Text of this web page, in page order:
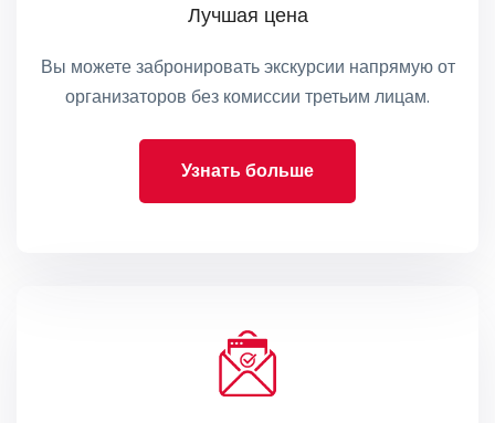
Лучшая цена
Вы можете забронировать экскурсии напрямую от
организаторов без комиссии третьим лицам.
Узнать больше